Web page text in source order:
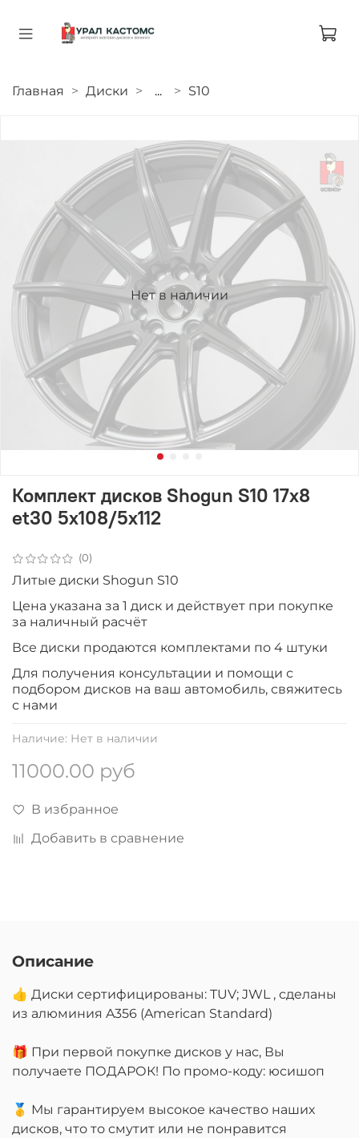
Главная Диски ... S10
Нет в наличии
(0)
Наличие: Нет в наличии
Комплект дисков Shogun S10 17x8
et30 5x108/5x112
11000.00 руб
В избранное
Добавить в сравнение
Литые диски Shogun S10
Цена указана за 1 диск и действует при покупке
за наличный расчёт
Все диски продаются комплектами по 4 штуки
Для получения консультации и помощи с
подбором дисков на ваш автомобиль, свяжитесь
с нами
Описание
👍 Диски сертифицированы: TUV; JWL , сделаны
из алюминия A356 (American Standard)
🎁 При первой покупке дисков у нас, Вы
получаете ПОДАРОК! По промо-коду: юсишоп
🥇 Мы гарантируем высокое качество наших
дисков, что то смутит или не понравится